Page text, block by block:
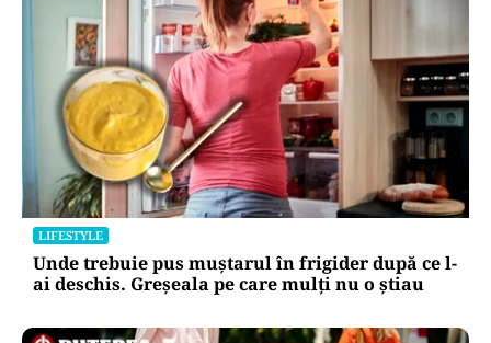
LIFESTYLE
Unde trebuie pus muștarul în frigider după ce l-
ai deschis. Greșeala pe care mulți nu o știau